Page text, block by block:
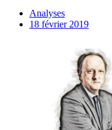
Analyses
18 février 2019